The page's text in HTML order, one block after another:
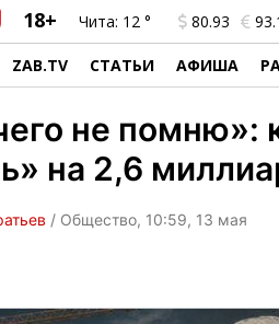
18+ Чита: 12 ° 80.93
ZAB.TV СТАТЬИ АФИША
не помню»:
на 2,6
/ Общество, 10:59, 13 мая